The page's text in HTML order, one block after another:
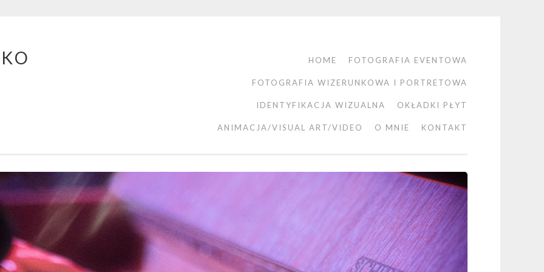
HOME FOTOGRAFIA EVENTOWA
FOTOGRAFIA WIZERUNKOWA I PORTRETOWA
IDENTYFIKACJA WIZUALNA OKŁADKI PŁYT
ANIMACJA/VISUAL ART/VIDEO O MNIE KONTAKT